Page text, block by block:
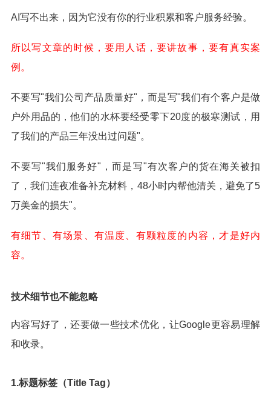
AI写不出来，因为它没有你的行业积累和客户服务经验。
所以写文章的时候，要用人话，要讲故事，要有真实案
例。
不要写"我们公司产品质量好"，而是写"我们有个客户是做
户外用品的，他们的水杯要经受零下20度的极寒测试，用
了我们的产品三年没出过问题"。
不要写"我们服务好"，而是写"有次客户的货在海关被扣
了，我们连夜准备补充材料，48小时内帮他清关，避免了5
万美金的损失"。
有细节、有场景、有温度、有颗粒度的内容，才是好内
容。
技术细节也不能忽略
内容写好了，还要做一些技术优化，让Google更容易理解
和收录。
1.标题标签（Title Tag）